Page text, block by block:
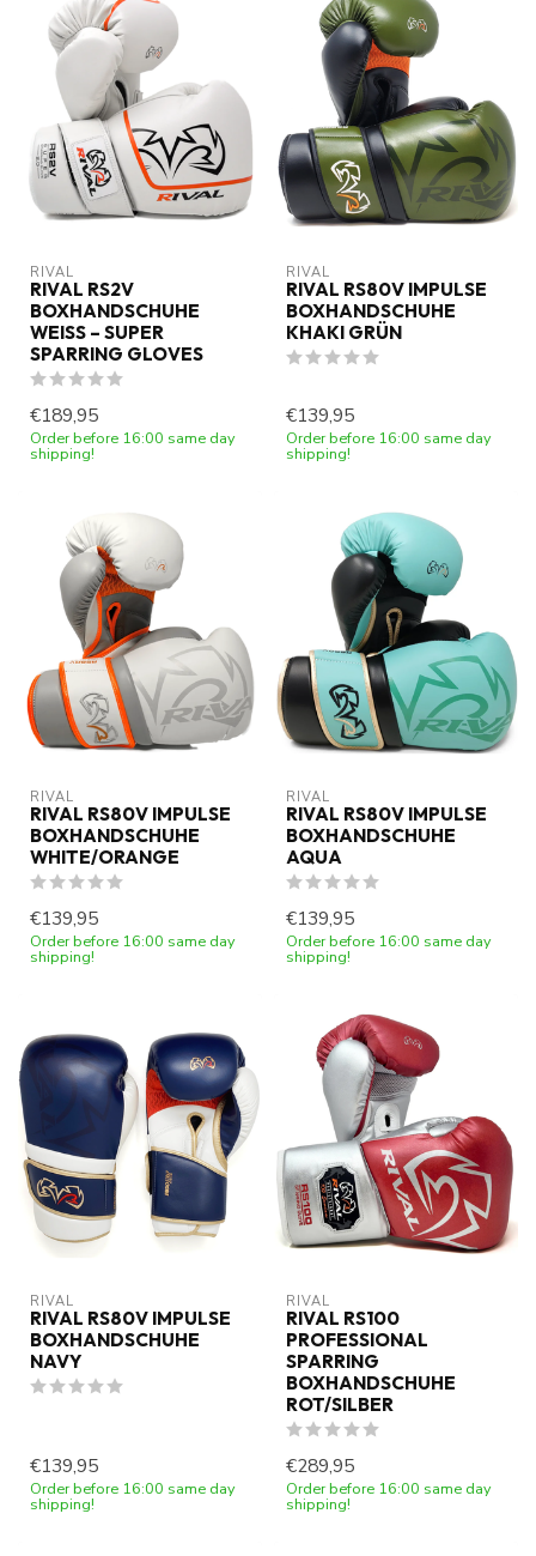
RIVAL
RIVAL RS2V
BOXHANDSCHUHE
WEISS – SUPER S
PARRING GLOVES
€189,95
Order before 16:00 same day
shipping!
RIVAL
RIVAL RS80V IMPULSE
BOXHANDSCHUHE
KHAKI GRÜN
€139,95
Order before 16:00 same day
shipping!
RIVAL
RIVAL RS80V IMPULSE
BOXHANDSCHUHE
WHITE/ORANGE
€139,95
Order before 16:00 same day
shipping!
RIVAL
RIVAL RS80V IMPULSE
BOXHANDSCHUHE
AQUA
€139,95
Order before 16:00 same day
shipping!
RIVAL
RIVAL RS80V IMPULSE
BOXHANDSCHUHE
NAVY
€139,95
Order before 16:00 same day
shipping!
RIVAL
RIVAL RS100
PROFESSIONAL
SPARRING
BOXHANDSCHUHE
ROT/SILBER
€289,95
Order before 16:00 same day
shipping!